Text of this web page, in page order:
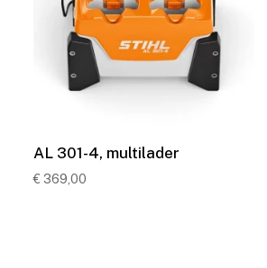
AL 301-4, multilader
€ 369,00